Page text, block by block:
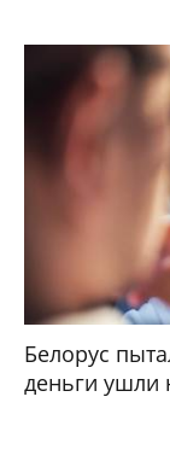
Белорус
деньги ушли